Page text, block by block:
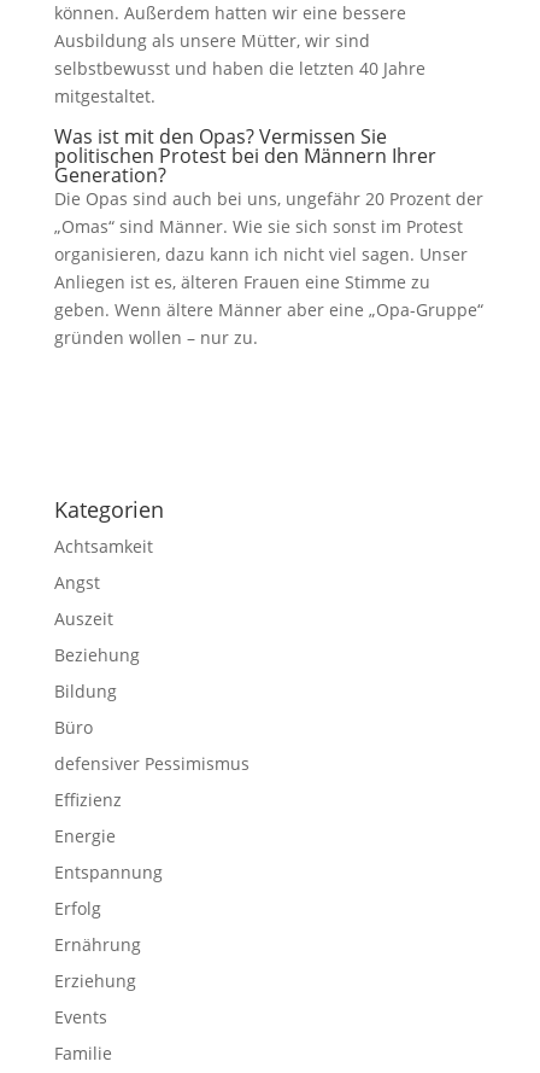
können. Außerdem hatten wir eine bessere
Ausbildung als unsere Mütter, wir sind
selbstbewusst und haben die letzten 40 Jahre
mitgestaltet.
Was ist mit den Opas? Vermissen Sie
politischen Protest bei den Männern Ihrer
Generation?
Die Opas sind auch bei uns, ungefähr 20 Prozent der
„Omas“ sind Männer. Wie sie sich sonst im Protest
organisieren, dazu kann ich nicht viel sagen. Unser
Anliegen ist es, älteren Frauen eine Stimme zu
geben. Wenn ältere Männer aber eine „Opa-Gruppe“
gründen wollen – nur zu.
Kategorien
Achtsamkeit
Angst
Auszeit
Beziehung
Bildung
Büro
defensiver Pessimismus
Effizienz
Energie
Entspannung
Erfolg
Ernährung
Erziehung
Events
Familie